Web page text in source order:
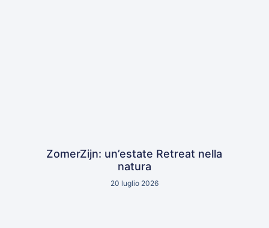
ZomerZijn: un’estate Retreat nella
natura
20 luglio 2026